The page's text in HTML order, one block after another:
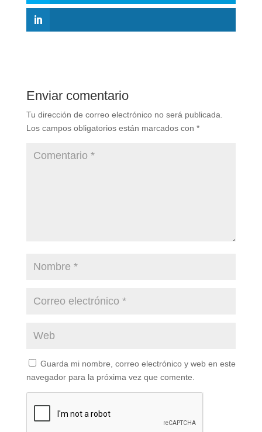
Enviar comentario
Tu dirección de correo electrónico no será publicada.
Los campos obligatorios están marcados con *
Guarda mi nombre, correo electrónico y web en este
navegador para la próxima vez que comente.